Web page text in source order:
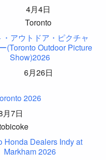
4月4日
Toronto
・アウトドア・ピクチャ
(Toronto Outdoor Picture
Show)2026
6月26日
2026
月7日
Honda Dealers Indy at
Markham 2026